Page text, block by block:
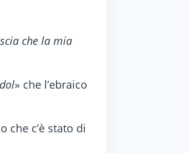
che la mia
» che l’ebraico
c’è stato di